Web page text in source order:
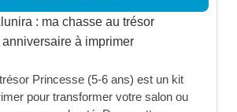
Princesse (5-6 ans) est un kit
pour transformer votre salon ou